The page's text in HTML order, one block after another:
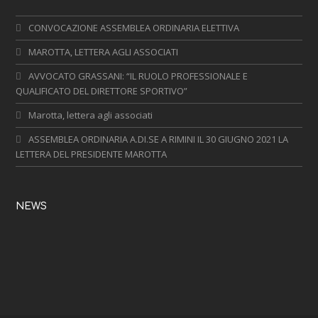
CONVOCAZIONE ASSEMBLEA ORDINARIA ELETTIVA
MAROTTA, LETTERA AGLI ASSOCIATI
AVVOCATO GRASSANI: “IL RUOLO PROFESSIONALE E
QUALIFICATO DEL DIRETTORE SPORTIVO”
Marotta, lettera agli associati
ASSEMBLEA ORDINARIA A.DI.SE A RIMINI IL 30 GIUGNO 2021 LA
LETTERA DEL PRESIDENTE MAROTTA
NEWS